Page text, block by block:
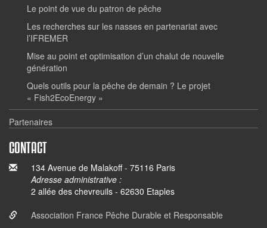
Le point de vue du patron de pêche
Les recherches sur les nasses en partenariat avec
l’IFREMER
Mise au point et optimisation d’un chalut de nouvelle
génération
Quels outils pour la pêche de demain ? Le projet
« Fish2EcoEnergy »
Partenaires
CONTACT
134 Avenue de Malakoff - 75116 Paris
Adresse administrative :
2 allée des chevreuils - 62630 Etaples
Association France Pêche Durable et Responsable